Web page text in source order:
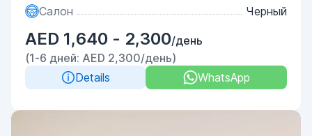
Салон
Черный
AED 1,640 - 2,300/день
(1-6 дней: AED 2,300/день)
Details
WhatsApp